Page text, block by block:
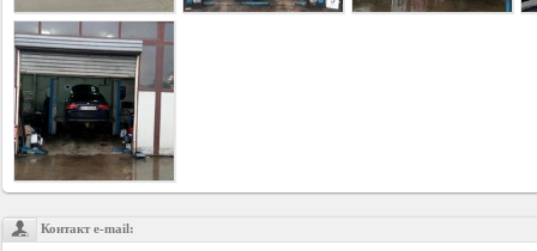
User
Agreement
Privacy
Policy
Контакт е-mail: